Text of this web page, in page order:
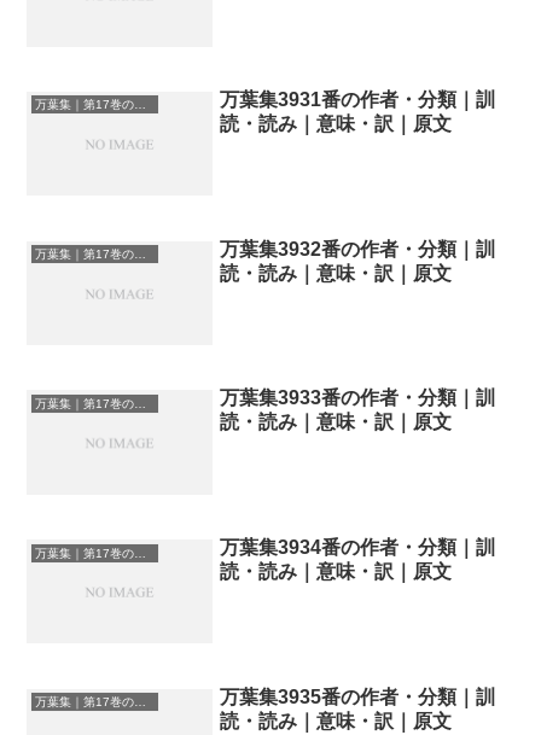
万葉集｜第17巻の和歌一覧
万葉集3931番の作者・分類｜訓
読・読み｜意味・訳｜原文
万葉集｜第17巻の和歌一覧
万葉集3932番の作者・分類｜訓
読・読み｜意味・訳｜原文
万葉集｜第17巻の和歌一覧
万葉集3933番の作者・分類｜訓
読・読み｜意味・訳｜原文
万葉集｜第17巻の和歌一覧
万葉集3934番の作者・分類｜訓
読・読み｜意味・訳｜原文
万葉集｜第17巻の和歌一覧
万葉集3935番の作者・分類｜訓
読・読み｜意味・訳｜原文